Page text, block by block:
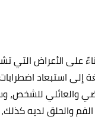
على الأعراض التي
استبعاد اضطرابات
والعائلي
والحلق لديه